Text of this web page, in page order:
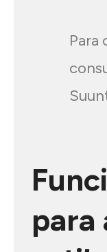
Para
para